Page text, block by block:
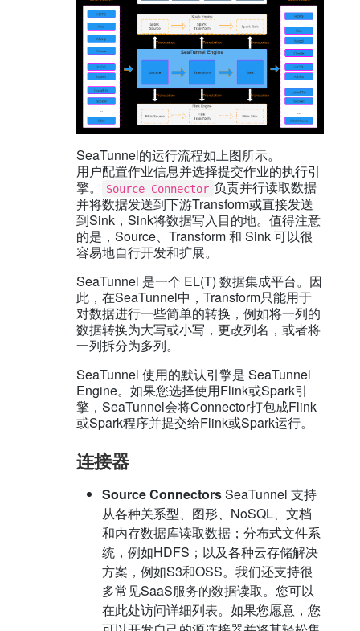
SeaTunnel的运行流程如上图所示。
用户配置作业信息并选择提交作业的执行引
擎。
Source Connector 负责并行读取数据
并将数据发送到下游Transform或直接发送
到Sink，Sink将数据写入目的地。值得注意
的是，Source、Transform 和 Sink 可以很
容易地自行开发和扩展。
SeaTunnel 是一个 EL(T) 数据集成平台。因
此，在SeaTunnel中，Transform只能用于
对数据进行一些简单的转换，例如将一列的
数据转换为大写或小写，更改列名，或者将
一列拆分为多列。
SeaTunnel 使用的默认引擎是 SeaTunnel
Engine。如果您选择使用Flink或Spark引
擎，SeaTunnel会将Connector打包成Flink
或Spark程序并提交给Flink或Spark运行。
连接器
Source ConnectorsSeaTunnel 支持
从各种关系型、图形、NoSQL、文档
和内存数据库读取数据；分布式文件系
统，例如HDFS；以及各种云存储解决
方案，例如S3和OSS。我们还支持很
多常见SaaS服务的数据读取。您可以
在此处访问详细列表。如果您愿意，您